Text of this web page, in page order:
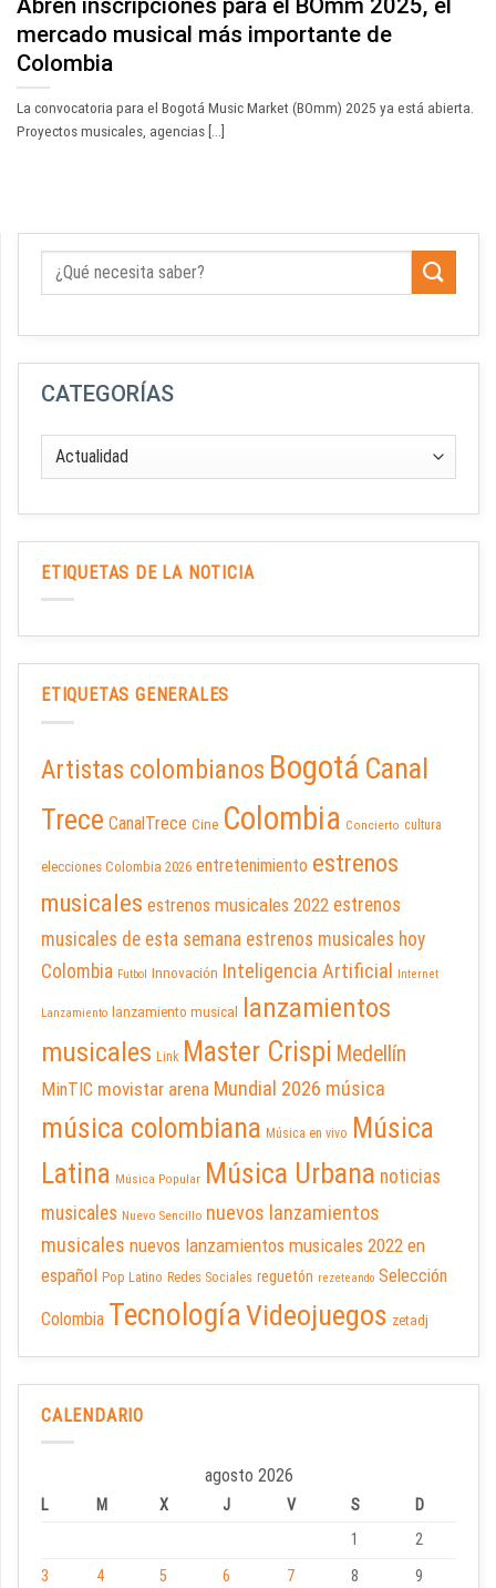
mercado musical más importante de
Colombia
La convocatoria para el Bogotá Music Market (BOmm) 2025 ya está abierta.
Proyectos musicales, agencias [...]
CATEGORÍAS
ETIQUETAS DE LA NOTICIA
ETIQUETAS GENERALES
Artistas colombianos Bogotá Canal
Trece CanalTrece Cine Colombia Concierto cultura
elecciones Colombia 2026 entretenimiento estrenos
musicales estrenos musicales 2022 estrenos
musicales de esta semana estrenos musicales hoy
Colombia Futbol Innovación Inteligencia Artificial Internet
Lanzamiento lanzamiento musical
lanzamientos
musicales Link Master Crispi Medellín
MinTIC movistar arena Mundial 2026 música
música colombiana Música en vivo Música
Latina Música Popular Música Urbana noticias
musicales Nuevo Sencillo nuevos lanzamientos
musicales nuevos lanzamientos musicales 2022 en
español Pop Latino Redes Sociales reguetón rezeteando Selección
Colombia TecnologíaVideojuegos zetadj
CALENDARIO
agosto 2026
L M X J V S
D
1
2
3
4 5 6 7 8
9